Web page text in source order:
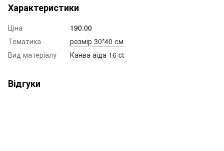
Характеристики
Ціна
190.00
Тематика
розмір 30*40 см
Вид матеріалу
Канва аіда 16 ct
Відгуки